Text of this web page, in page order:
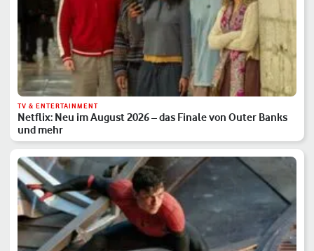
TV & ENTERTAINMENT
Netflix: Neu im August 2026 – das Finale von Outer Banks
und mehr